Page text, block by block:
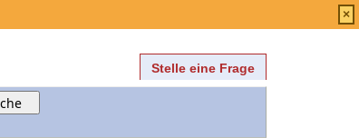
Stelle eine Frage
×